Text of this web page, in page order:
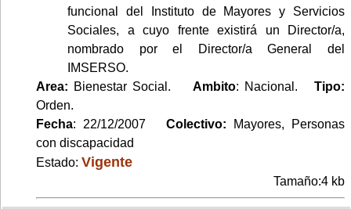
funcional del Instituto de Mayores y Servicios
Sociales, a cuyo frente existirá un Director/a,
nombrado por el Director/a General del
IMSERSO.
Area: Bienestar Social. Ambito: Nacional. Tipo:
Orden.
Fecha: 22/12/2007Colectivo:
Mayores, Personas
con discapacidad
Estado: Vigente
Tamaño:4 kb